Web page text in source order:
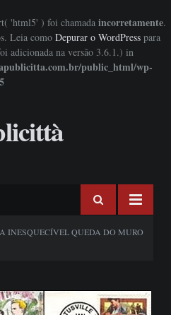
'html5' ) foi chamada incorretamente.
Leia como Depurar o WordPress para
adicionada na versão 3.6.1.) in
public_html/wp-
A INESQUECÍVEL QUEDA DO MURO